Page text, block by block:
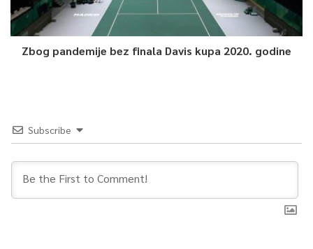
Zbog pandemije bez finala Davis kupa 2020. godine
Subscribe